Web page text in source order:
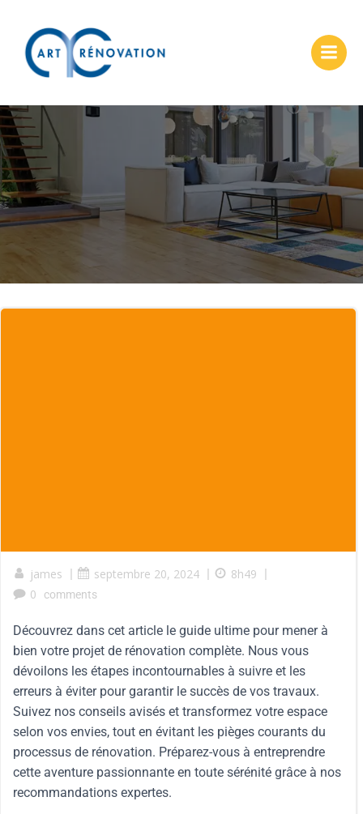
james | septembre 20, 2024 | 8h49 |
0
comments
Découvrez dans cet article le guide ultime pour mener à
bien votre projet de rénovation complète. Nous vous
dévoilons les étapes incontournables à suivre et les
erreurs à éviter pour garantir le succès de vos travaux.
Suivez nos conseils avisés et transformez votre espace
selon vos envies, tout en évitant les pièges courants du
processus de rénovation. Préparez-vous à entreprendre
cette aventure passionnante en toute sérénité grâce à nos
recommandations expertes.